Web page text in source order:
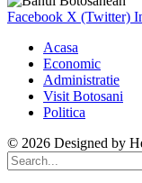
Facebook X (Twitter)
Acasa
Economic
Administratie
Visit Botosani
Politica
© 2026 Designed by